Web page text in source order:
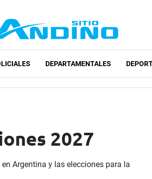
DEPARTAMENTALES
2027
Argentina y las elecciones para la